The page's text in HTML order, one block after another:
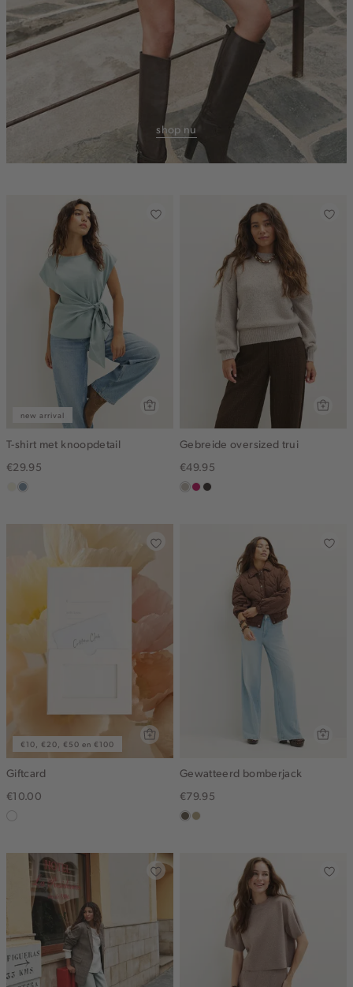
shop nu
new arrival
T-shirt met knoopdetail
€29.95
ecrudusty
Gebreide oversized trui
€49.95
taupe,
rose,choco
€10, €20, €50 en €100
Giftcard
€10.00
Gewatteerd bomberjack
€79.95
middenbruin
lichtkhaki